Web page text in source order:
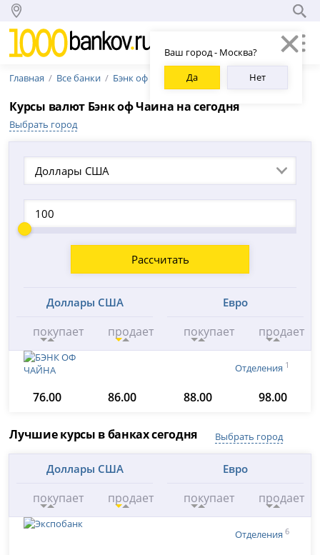
Ваш город - Москва?
Да
Нет
Главная Все банки Бэнк оф Чайна
Курсы валют Бэнк оф Чайна на сегодня
Выбрать город
Доллары США
Рассчитать
Доллары США
покупает продает
Евро
покупает продает
Отделения 1
76.00 86.00 88.00 98.00
Лучшие курсы в банках сегодня Выбрать город
Доллары США
покупает продает
Евро
покупает продает
Отделения 6